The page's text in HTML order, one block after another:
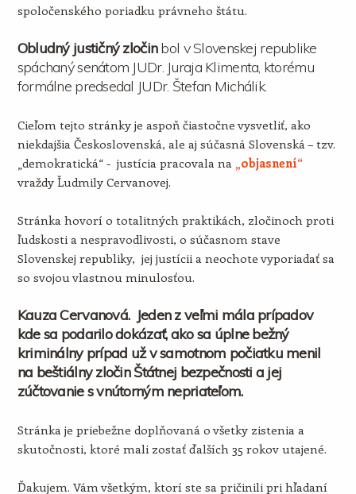
spoločenského poriadku právneho štátu.
Obludný justičný zločinbol v Slovenskej republike
spáchaný senátom JUDr. Juraja Klimenta, ktorému
formálne predsedal JUDr. Štefan Michálik.
Cieľom tejto stránky je aspoň čiastočne vysvetliť, ako
niekdajšia Československá, ale aj súčasná Slovenská – tzv.
„demokratická“ - justícia pracovala na „objasnení“
vraždy Ľudmily Cervanovej.
Stránka hovorí o totalitných praktikách, zločinoch proti
ľudskosti a nespravodlivosti, o súčasnom stave
Slovenskej republiky, jej justícii a neochote vyporiadať sa
so svojou vlastnou minulosťou.
Kauza Cervanová. Jeden z veľmi mála prípadov
kde sa podarilo dokázať, ako sa úplne bežný
kriminálny prípad už v samotnom počiatku menil
na beštiálny zločin Štátnej bezpečnosti a jej
zúčtovanie s vnútorným nepriateľom.
Stránka je priebežne doplňovaná o všetky zistenia a
skutočnosti, ktoré mali zostať ďalších 35 rokov utajené.
Ďakujem. Vám všetkým, ktorí ste sa pričinili pri hľadaní